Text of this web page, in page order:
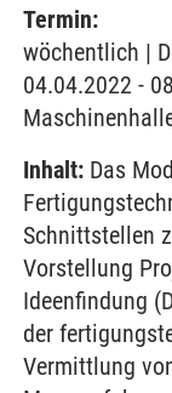
Termin:
wöchentlich |
04.04.2022 -
Inhalt: Das
Schnittstellen
Vorstellung
Ideenfindung
der
Vermittlung